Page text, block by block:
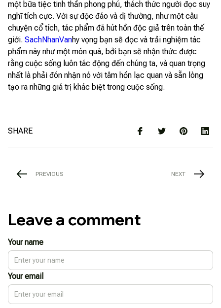
một bữa tiệc tinh thần phong phú, thách thức người đọc suy
nghĩ tích cực. Với sự độc đáo và dị thường, như một câu
chuyện cổ tích, tác phẩm đã hút hồn độc giả trên toàn thế
giới. SachNhanVanhy vọng bạn sẽ đọc và trải nghiệm tác
phẩm này như một món quà, bởi bạn sẽ nhận thức được
rằng cuộc sống luôn tác động đến chúng ta, và quan trọng
nhất là phải đón nhận nó với tâm hồn lạc quan và sẵn lòng
tạo ra những giá trị khác biệt trong cuộc sống.
SHARE
PREVIOUS NEXT
Leave a comment
Your name
Your email